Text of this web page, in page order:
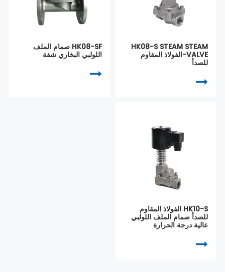
HK08-S STEAM STEAM
VALVE-الفولاذ المقاوم
للصدأ
HK08-SF صمام الملف
اللولبي البخاري شفة
HK10-S الفولاذ المقاوم
للصدأ صمام الملف اللولبي
عالية درجة الحرارة